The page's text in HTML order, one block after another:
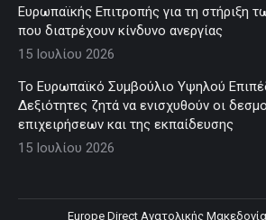
Ευρωπαϊκής Επιτροπής για τη στήριξη
που διατρέχουν κίνδυνο ανεργίας
15 Ιουλίου 2026
Το Ευρωπαϊκό Συμβούλιο Υψηλού
Δεξιότητες ζητά να ενισχυθούν οι
επιχειρήσεων και της εκπαίδευσης
15 Ιουλίου 2026
Europe Direct Ανατολικής